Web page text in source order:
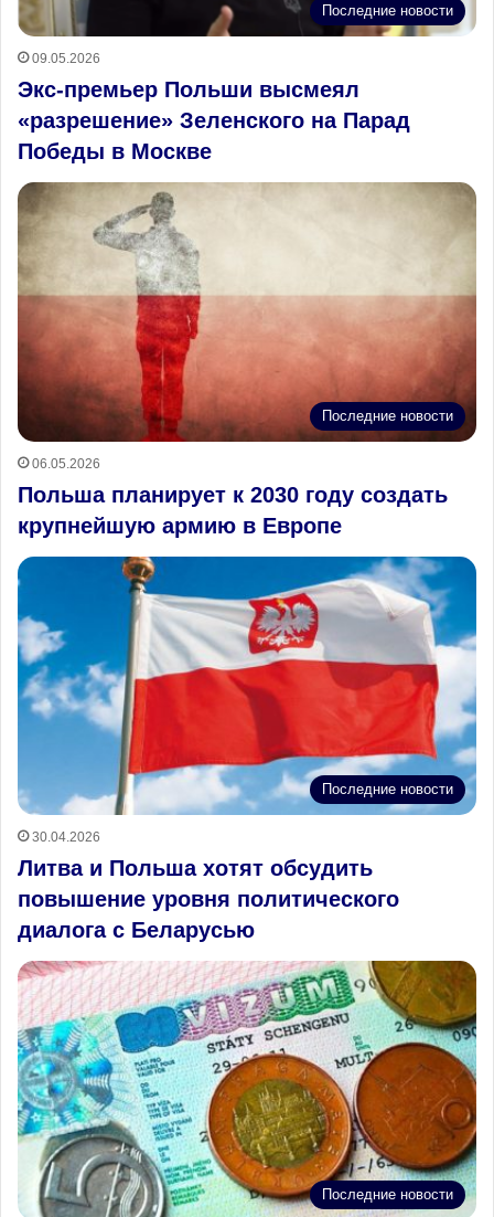
Последние новости
09.05.2026
Экс-премьер Польши высмеял
«разрешение» Зеленского на Парад
Победы в Москве
Последние новости
06.05.2026
Польша планирует к 2030 году создать
крупнейшую армию в Европе
Последние новости
30.04.2026
Литва и Польша хотят обсудить
повышение уровня политического
диалога с Беларусью
Последние новости